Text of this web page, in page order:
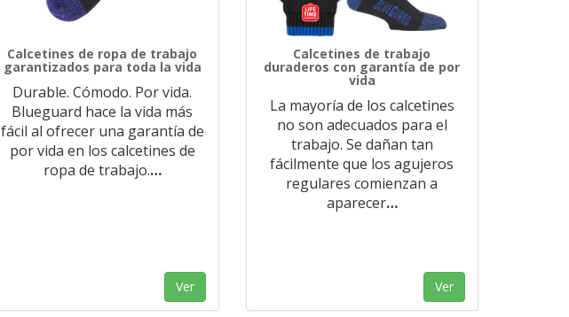
Calcetines de ropa de trabajo
garantizados para toda la vida
Durable. Cómodo. Por vida.
Blueguard hace la vida más
fácil al ofrecer una garantía de
por vida en los calcetines de
ropa de trabajo.…
Ver
Calcetines de trabajo
duraderos con garantía de por
vida
La mayoría de los calcetines
no son adecuados para el
trabajo. Se dañan tan
fácilmente que los agujeros
regulares comienzan a
aparecer…
Ver